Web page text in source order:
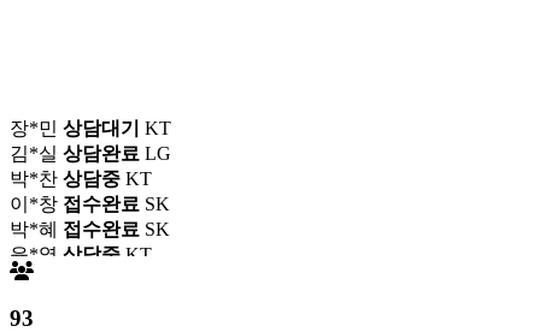
김*실 상담완료 LG
박*찬 상담중KT
이*창 접수완료SK
박*혜 접수완료 SK
윤*열 상담중KT
정*근 접수완료LG
전*호
강*구
93